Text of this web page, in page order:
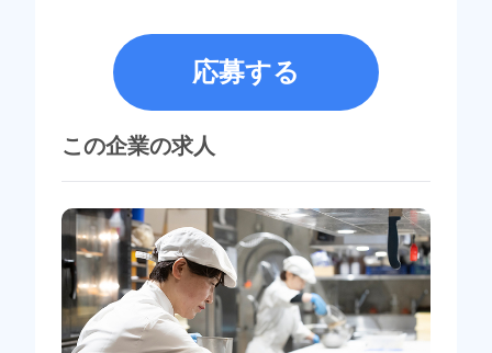
応募する
この企業の求人